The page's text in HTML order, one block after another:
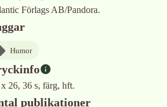
Förlags AB/Pandora.
Humor
26, 36 s, färg, hft.
publikationer